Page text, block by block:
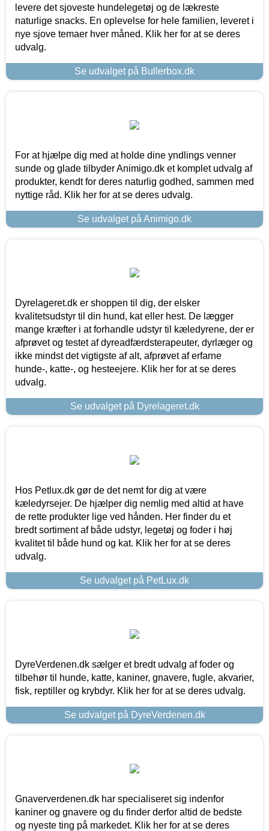
levere det sjoveste hundelegetøj og de lækreste
naturlige snacks. En oplevelse for hele familien, leveret i
nye sjove temaer hver måned. Klik her for at se deres
udvalg.
Se udvalget på Bullerbox.dk
For at hjælpe dig med at holde dine yndlings venner
sunde og glade tilbyder Animigo.dk et komplet udvalg af
produkter, kendt for deres naturlig godhed, sammen med
nyttige råd. Klik her for at se deres udvalg.
Se udvalget på Animigo.dk
Dyrelageret.dk er shoppen til dig, der elsker
kvalitetsudstyr til din hund, kat eller hest. De lægger
mange kræfter i at forhandle udstyr til kæledyrene, der er
afprøvet og testet af dyreadfærdsterapeuter, dyrlæger og
ikke mindst det vigtigste af alt, afprøvet af erfarne
hunde-, katte-, og hesteejere. Klik her for at se deres
udvalg.
Se udvalget på Dyrelageret.dk
Hos Petlux.dk gør de det nemt for dig at være
kæledyrsejer. De hjælper dig nemlig med altid at have
de rette produkter lige ved hånden. Her finder du et
bredt sortiment af både udstyr, legetøj og foder i høj
kvalitet til både hund og kat. Klik her for at se deres
udvalg.
Se udvalget på PetLux.dk
DyreVerdenen.dk sælger et bredt udvalg af foder og
tilbehør til hunde, katte, kaniner, gnavere, fugle, akvarier,
fisk, reptiller og krybdyr. Klik her for at se deres udvalg.
Se udvalget på DyreVerdenen.dk
Gnaververdenen.dk har specialiseret sig indenfor
kaniner og gnavere og du finder derfor altid de bedste
og nyeste ting på markedet. Klik her for at se deres